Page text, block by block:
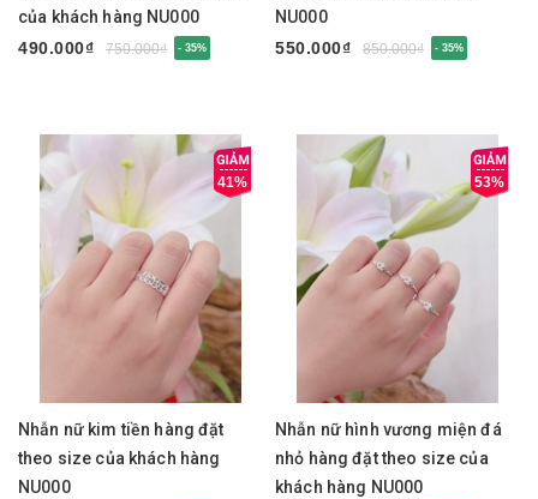
của khách hàng NU000
490.000₫
750.000₫ - 35%
NU000
550.000₫
850.000₫ - 35%
41%
Nhẫn nữ kim tiền hàng đặt
theo size của khách hàng
NU000
53%
Nhẫn nữ hình vương miện đá
nhỏ hàng đặt theo size của
khách hàng NU000